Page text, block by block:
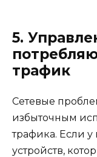
5.
трафик
Сетевые
избыточным
трафика. Если
устройств,